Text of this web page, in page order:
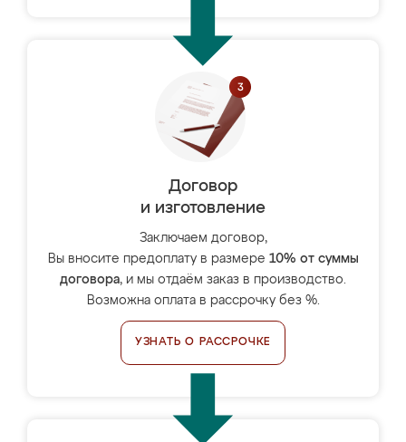
Договор
и изготовление
Заключаем договор,
Вы вносите предоплату в размере 10% от суммы
договора, и мы отдаём заказ в производство.
Возможна оплата в рассрочку без %.
УЗНАТЬ О РАССРОЧКЕ